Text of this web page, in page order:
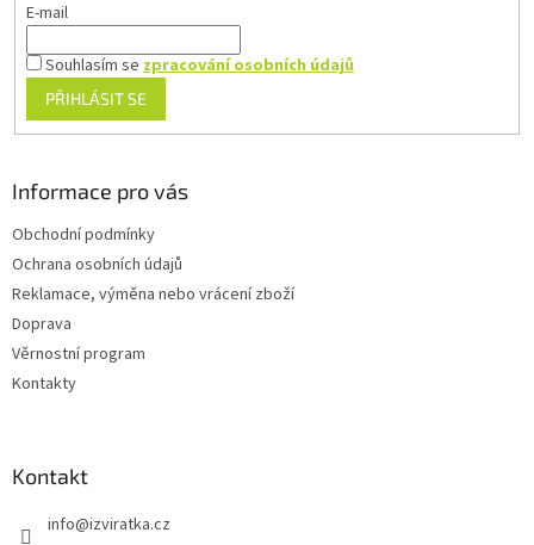
E-mail
Souhlasím sezpracování osobních údajů
PŘIHLÁSIT SE
Informace pro vás
Obchodní podmínky
Ochrana osobních údajů
Reklamace, výměna nebo vrácení zboží
Doprava
Věrnostní program
Kontakty
Kontakt
info@izviratka.cz